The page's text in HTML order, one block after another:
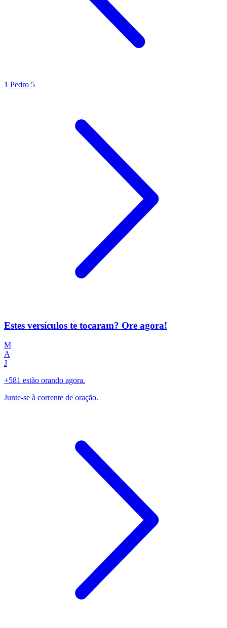
1 Pedro 5
Estes versículos te tocaram? Ore agora!
M
A
J
+581 estão orando agora.
Junte-se à corrente de oração.